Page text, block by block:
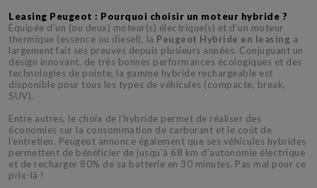
Leasing Peugeot : Pourquoi choisir un moteur hybride ?
Équipée d’un (ou deux) moteur(s) électrique(s) et d’un moteur
thermique (essence ou diesel), la Peugeot Hybride en leasing a
largement fait ses preuves depuis plusieurs années. Conjuguant un
design innovant, de très bonnes performances écologiques et des
technologies de pointe, la gamme hybride rechargeable est
disponible pour tous les types de véhicules (compacte, break,
SUV).
Entre autres, le choix de l’hybride permet de réaliser des
économies sur la consommation de carburant et le coût de
l’entretien. Peugeot annonce également que ses véhicules hybrides
permettent de bénéficier de jusqu’à 68 km d’autonomie électrique
et de recharger 80% de sa batterie en 30 minutes. Pas mal pour ce
prix-là !